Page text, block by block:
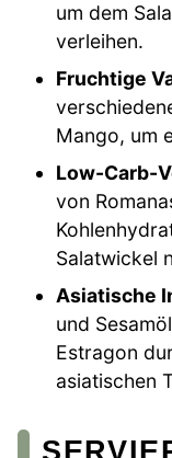
um dem
verleihen.
Fruchtige
Mango, um
Low-Carb-
von
Salatwickel
Asiatische
und
Estragon
asiatischen